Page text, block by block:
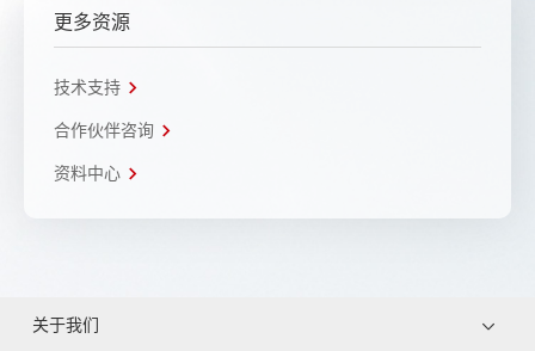
更多资源
技术支持
合作伙伴咨询
资料中心
关于我们